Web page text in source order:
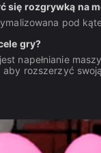
się rozgrywką na
pod
gry?
napełnianie
rozszerzyć